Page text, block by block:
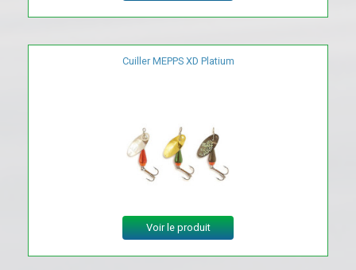
Cuiller MEPPS XD Platium
Voir le produit